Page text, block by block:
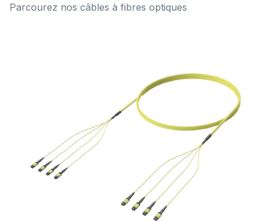
Parcourez nos câbles à fibres optiques